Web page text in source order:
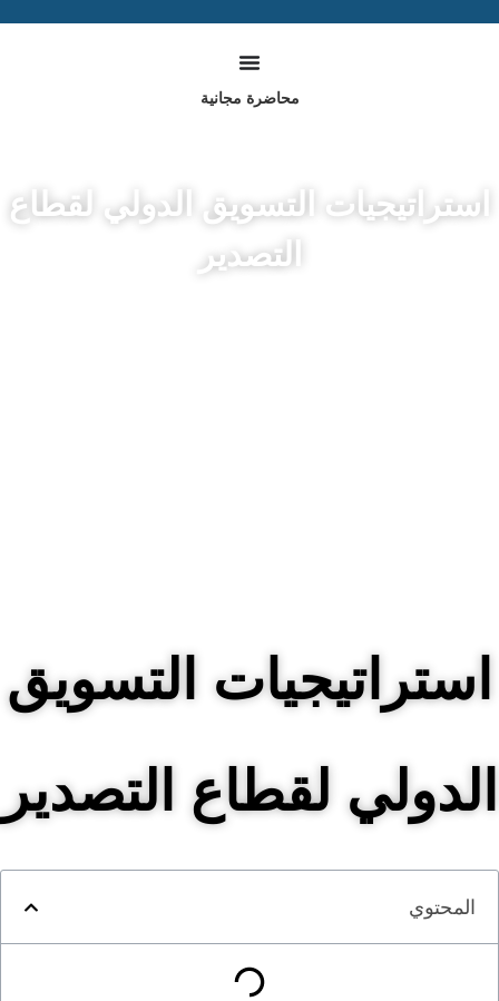
محاضرة مجانية
استراتيجيات التسويق الدولي لقطاع
التصدير
استراتيجيات التسويق
الدولي لقطاع التصدير
المحتوي